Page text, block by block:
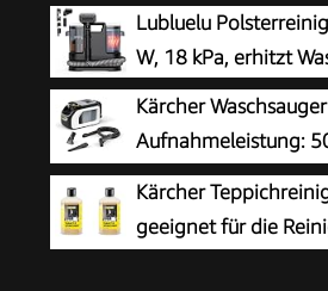
Teppich
Lubluelu
W, 18 kPa, erhitzt
Kärcher
Aufnahmeleistung:
Frischwassertank:
m2, Gewicht: 4,1 kg,
Waschpolsterdüse und
Kärcher
geeignet für die